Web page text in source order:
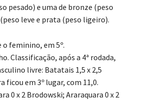
pesado) e uma de bronze (peso
leve e prata (peso ligeiro).
o feminino, em 5º.
Classificação, após a 4ª rodada,
livre: Batatais 1,5 x 2,5
ficou em 3º lugar, com 11,0.
0 x 2 Brodowski; Araraquara 0 x 2